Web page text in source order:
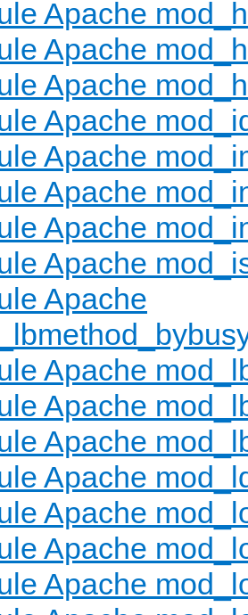
Apache
Apache
Apache
Apache
Apache
Apache
Apache
Apache
Apache
Apache
Apache
Apache
Apache
Apache
Apache
Apache